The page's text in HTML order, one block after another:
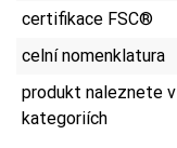
certifikace FSC®
celní nomenklatura
produkt naleznete v
kategoriích